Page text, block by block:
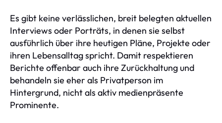
Es gibt keine verlässlichen, breit belegten aktuellen
Interviews oder Porträts, in denen sie selbst
ausführlich über ihre heutigen Pläne, Projekte oder
ihren Lebensalltag spricht. Damit respektieren
Berichte offenbar auch ihre Zurückhaltung und
behandeln sie eher als Privatperson im
Hintergrund, nicht als aktiv medienpräsente
Prominente.